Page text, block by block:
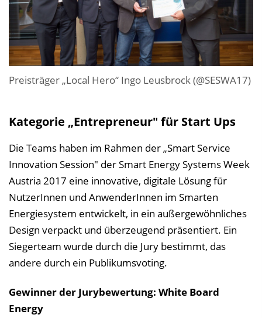
Preisträger „Local Hero“ Ingo Leusbrock (@SESWA17)
Kategorie „Entrepreneur" für Start Ups
Die Teams haben im Rahmen der „Smart Service
Innovation Session" der Smart Energy Systems Week
Austria 2017 eine innovative, digitale Lösung für
NutzerInnen und AnwenderInnen im Smarten
Energiesystem entwickelt, in ein außergewöhnliches
Design verpackt und überzeugend präsentiert. Ein
Siegerteam wurde durch die Jury bestimmt, das
andere durch ein Publikumsvoting.
Gewinner der Jurybewertung: White Board
Energy